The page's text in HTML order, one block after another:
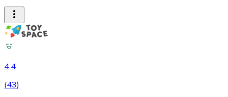
4.4
(43)